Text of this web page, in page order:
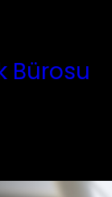
Bürosu